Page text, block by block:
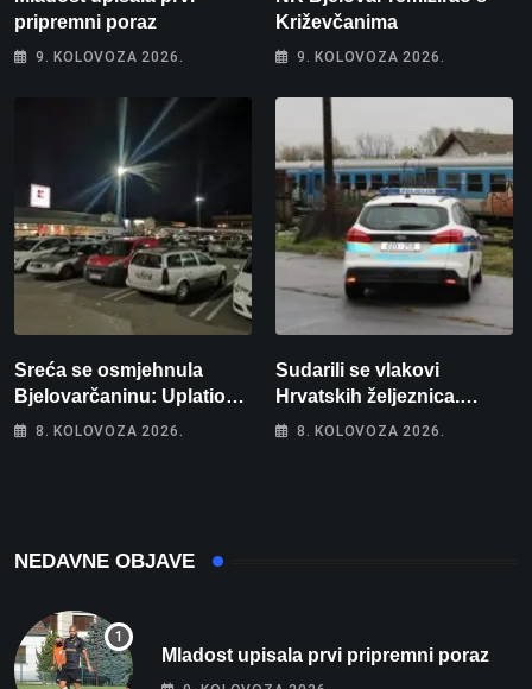
pripremni poraz
9. KOLOVOZA 2026.
Križevčanima
9. KOLOVOZA 2026.
Sreća se osmjehnula
Bjelovarčaninu: Uplatio
samo 4 eura, a osvojio
8. KOLOVOZA 2026.
Sudarili se vlakovi
Hrvatskih željeznica.
Šestero osoba teško
8. KOLOVOZA 2026.
NEDAVNE OBJAVE
Mladost upisala prvi pripremni poraz